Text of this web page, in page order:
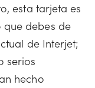
esta tarjeta es
debes de
de Interjet;
serios
hecho